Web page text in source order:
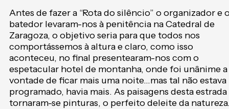
Antes de fazer a “Rota do silêncio” o organizador e
batedor levaram-nos à penitência na Catedral de
Zaragoza, o objetivo seria para que todos nos
comportássemos à altura e claro, como isso
aconteceu, no final presentearam-nos com o
espetacular hotel de montanha, onde foi unânime a
vontade de ficar mais uma noite…mas tal não estava
programado, havia mais. As paisagens desta estrada
tornaram-se pinturas, o perfeito deleite da